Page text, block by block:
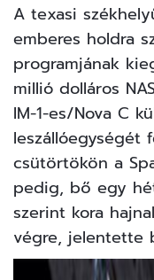
A texasi
emberes holdra
programjának
millió dolláros
IM-1-es/Nova C
leszállóegységét
csütörtökön a
pedig, bő egy
szerint kora
végre, jelentette